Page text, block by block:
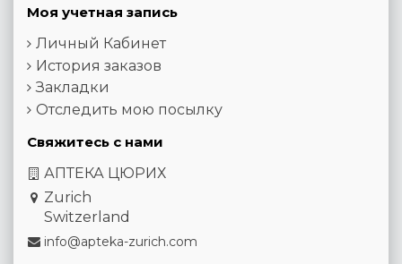
Моя учетная запись
Личный Кабинет
История заказов
Закладки
Отследить мою посылку
Свяжитесь с нами
АПТЕКА ЦЮРИХ
Zurich
Switzerland
info@apteka-zurich.com